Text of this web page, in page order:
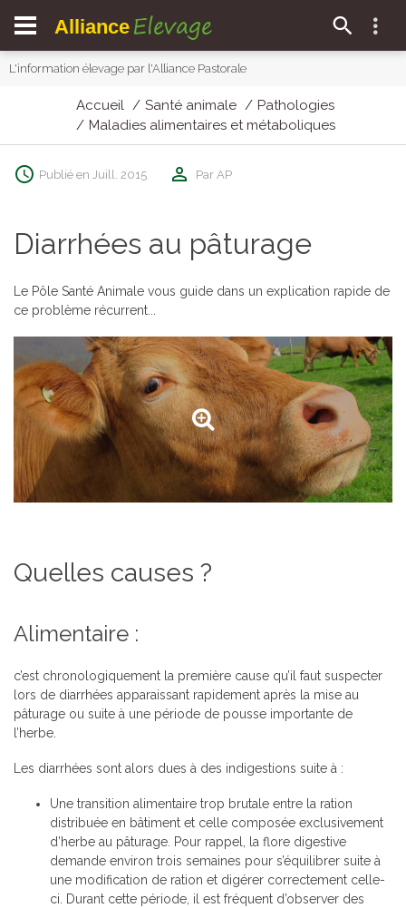
Alliance Elevage
L'information élevage par l'Alliance Pastorale
Accueil Santé animale
Pathologies
Maladies alimentaires et métaboliques
Publié en Juill. 2015 Par AP
Diarrhées au pâturage
Le Pôle Santé Animale vous guide dans un explication rapide de
ce problème récurrent...
Quelles causes ?
Alimentaire :
c’est chronologiquement la première cause qu’il faut suspecter
lors de diarrhées apparaissant rapidement après la mise au
pâturage ou suite à une période de pousse importante de
l’herbe.
Les diarrhées sont alors dues à des indigestions suite à :
Une transition alimentaire trop brutale entre la ration
distribuée en bâtiment et celle composée exclusivement
d’herbe au pâturage. Pour rappel, la flore digestive
demande environ trois semaines pour s’équilibrer suite à
une modification de ration et digérer correctement celle-
ci. Durant cette période, il est fréquent d’observer des